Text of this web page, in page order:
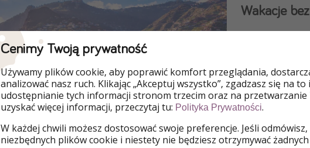
Wakacje
Najlepsze
Grecja
Chorwacja
Portugalia i
Cenimy Twoją prywatność
Używamy plików cookie, aby poprawić komfort przeglądania,
analizować nasz ruch. Klikając „Akceptuj wszystko”, zgadzasz się na
udostępnianie tych informacji stronom trzecim oraz na przetwarzanie
uzyskać więcej informacji, przeczytaj tu: Polityka Prywatności.
W każdej chwili możesz dostosować swoje preferencje. Jeśli
niezbędnych plików cookie i niestety nie będziesz otrzymywać